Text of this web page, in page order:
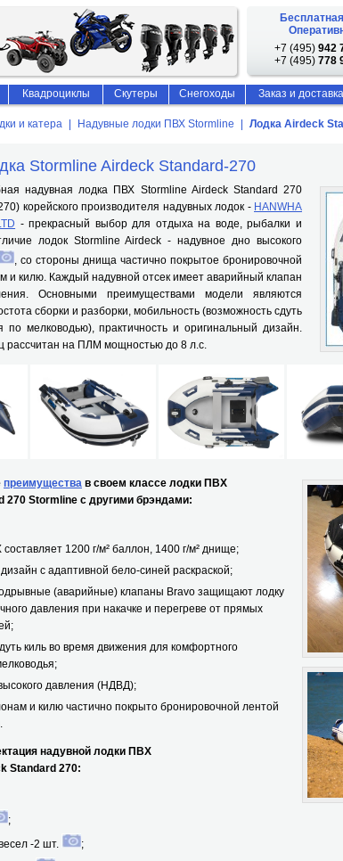
и катера Надувные лодки ПВХ Stormline Лодка Airdeck
Stormline Airdeck Standard-270
надувная лодка ПВХ Stormline Airdeck Standard 270
корейского производителя надувных лодок - HANWHA
- прекрасный выбор для отдыха на воде, рыбалки и
лодок Stormline Airdeck - надувное дно высокого
, со стороны днища частично покрытое бронировочной
и килю. Каждый надувной отсек имеет аварийный клапан
Основными преимуществами модели являются
сборки и разборки, мобильность (возможность сдуть
по мелководью), практичность и оригинальный дизайн.
рассчитан на ПЛМ мощностью до 8 л.с.
преимущества в своем классе лодки ПВХ
Stormline с другими брэндами:
1200 г/м² баллон, 1400 г/м² днище;
с адаптивной бело-синей раскраской;
(аварийные) клапаны Bravo защищают лодку
давления при накачке и перегреве от прямых
киль во время движения для комфортного
давления (НДВД);
и килю частично покрыто бронировочной лентой
надувной лодки ПВХ
Standard 270:
;
-2 шт.
;
+7 (495) 942
+7 (495) 778
Квадроциклы Скутеры Снегоходы Заказ и доставка